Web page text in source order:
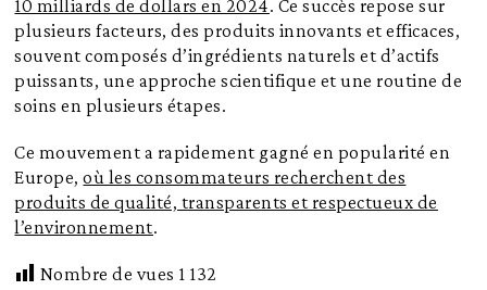
10 milliards de dollars en 2024. Ce succès repose sur
plusieurs facteurs, des produits innovants et efficaces,
souvent composés d’ingrédients naturels et d’actifs
puissants, une approche scientifique et une routine de
soins en plusieurs étapes.
Ce mouvement a rapidement gagné en popularité en
Europe,où les consommateurs recherchent des
produits de qualité, transparents et respectueux de
l’environnement.
Nombre de vues 1 132